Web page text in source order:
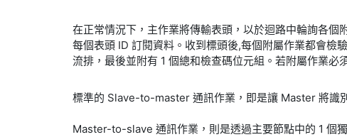
在正常情況下，主作業將傳輸表頭，以於迴路中輪詢各
每個表頭 ID 訂閱資料。收到標頭後,每個附屬作業都會檢
流排，最後並附有 1 個總和檢查碼位元組。若附屬作業
標準的 Slave-to-master 通訊作業，即是讓 Master 將識
Master-to-slave 通訊作業，則是透過主要節點中的 1 個